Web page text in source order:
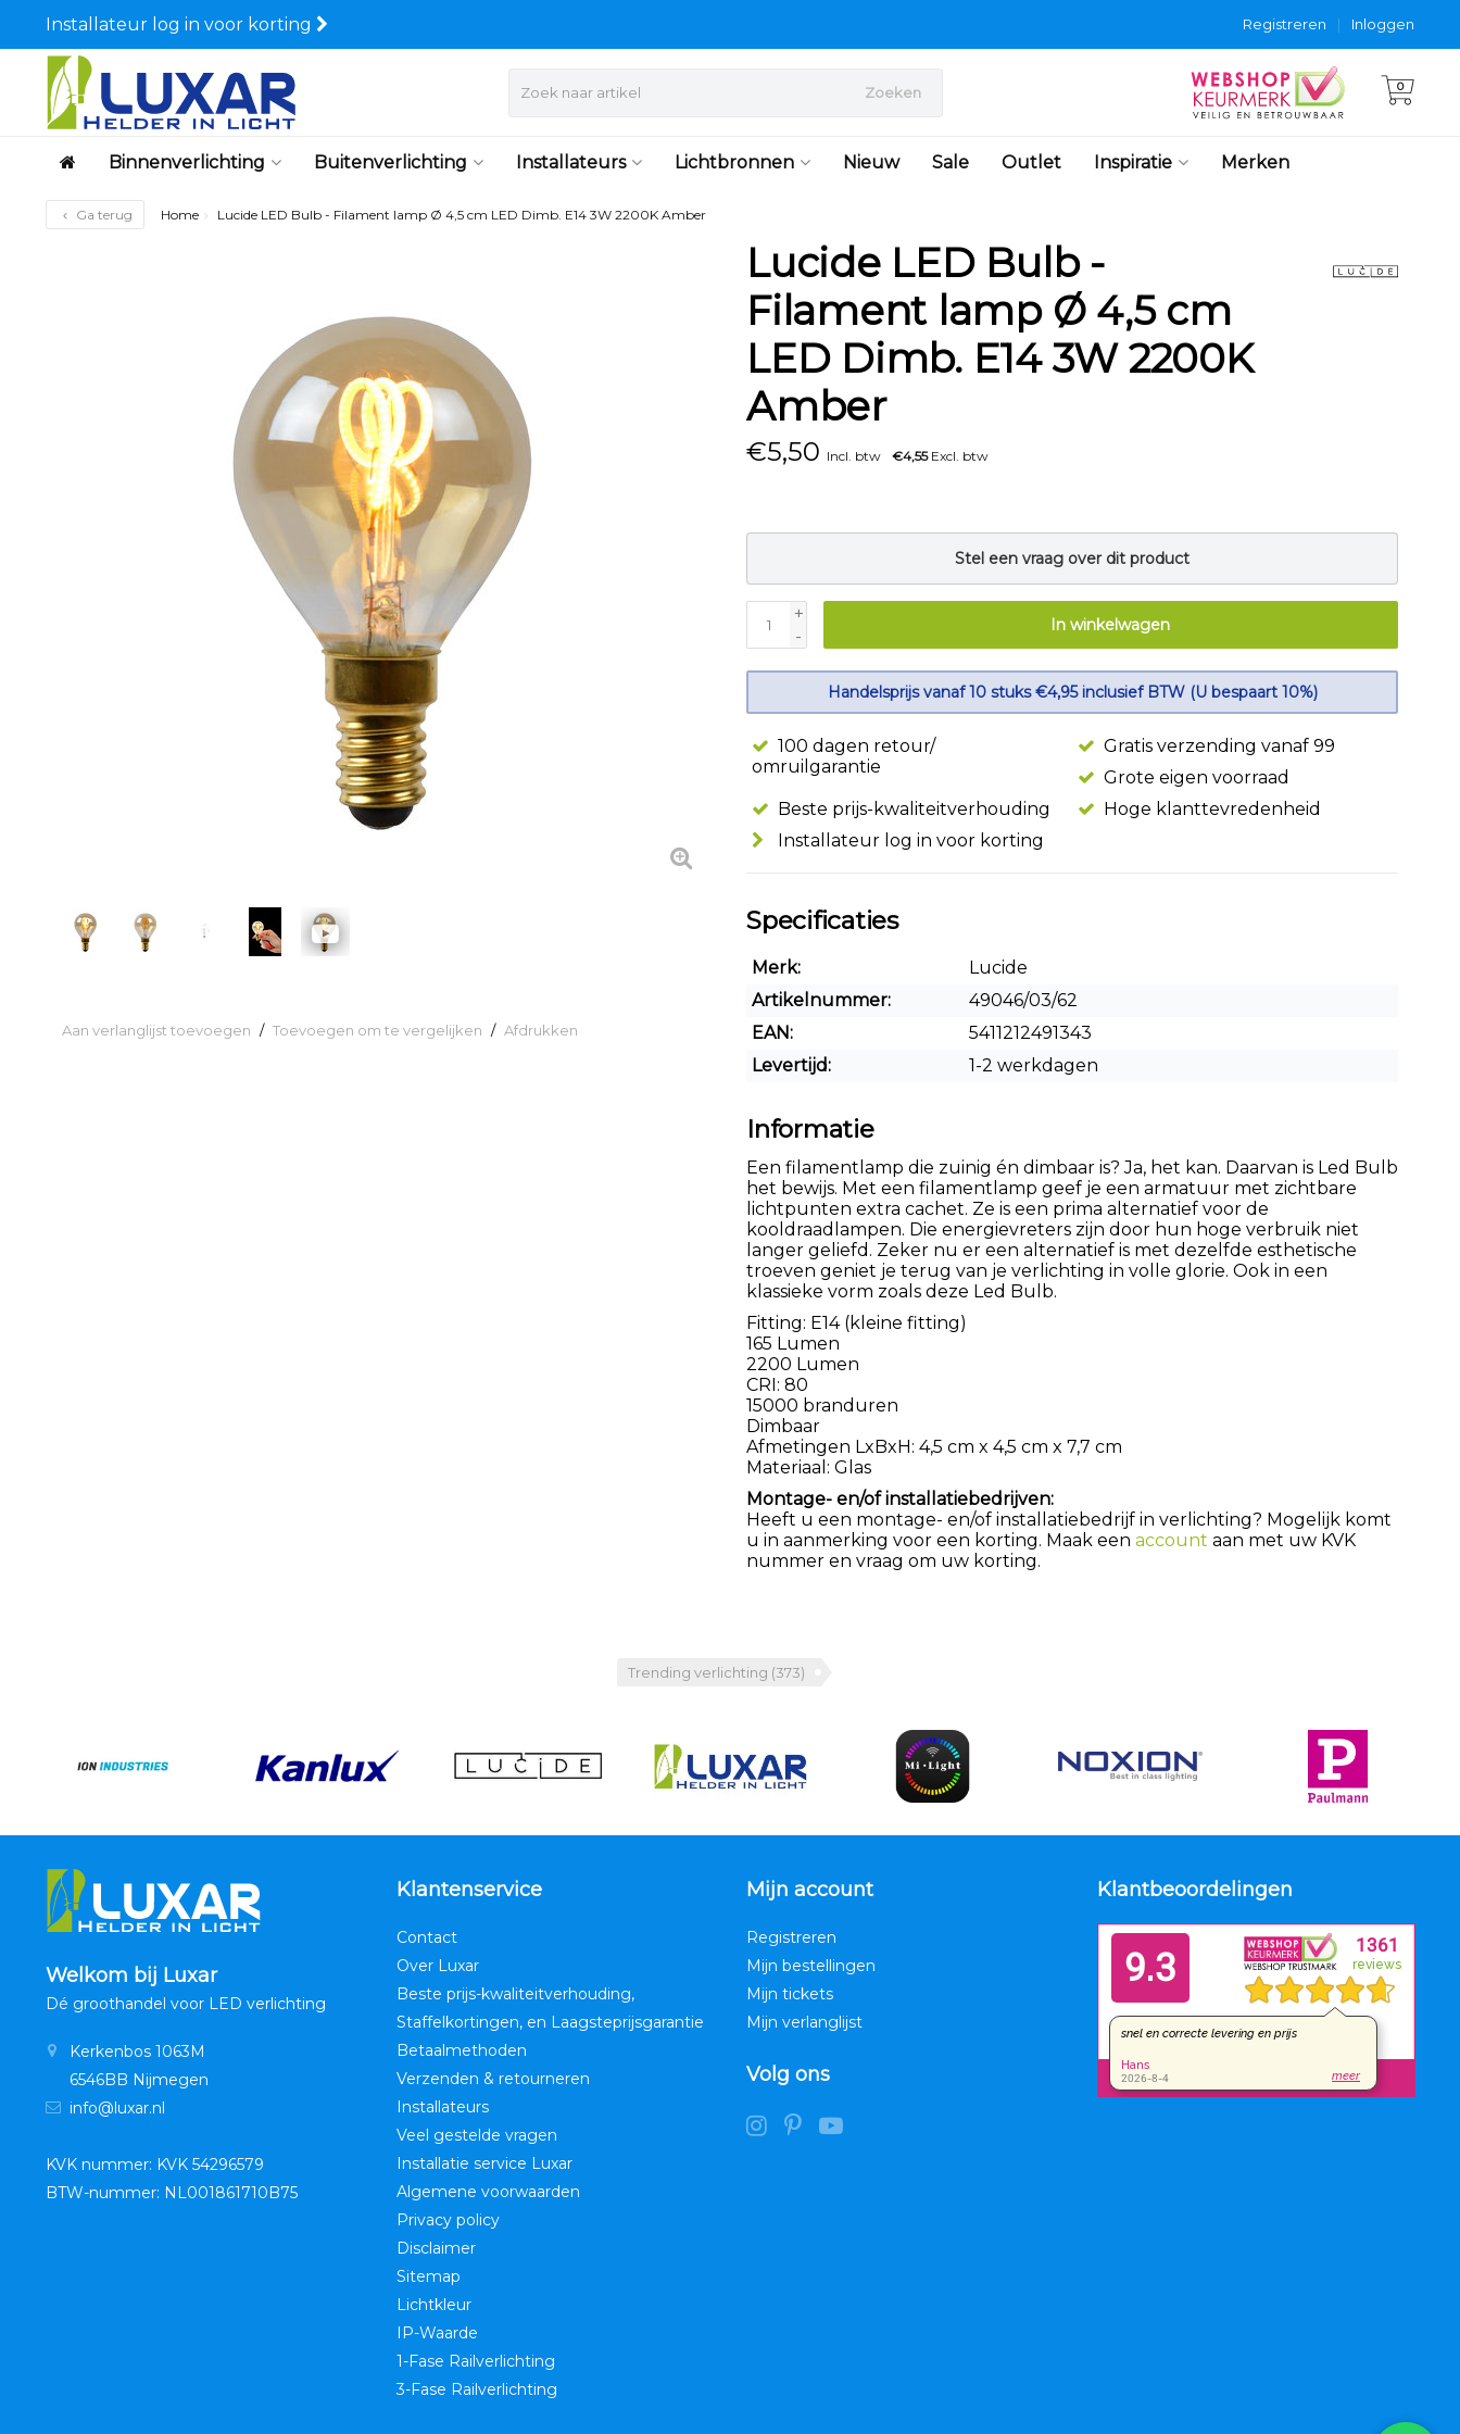
Installateur log in voor korting Inloggen
|
Registreren
Zoeken 0
Binnenverlichting Buitenverlichting Installateurs Lichtbronnen Nieuw Sale Outlet Inspiratie Merken
Ga terug Home Lucide LED Bulb - Filament lamp Ø 4,5 cm LED Dimb. E14 3W 2200K Amber
Aan verlanglijst toevoegen / Toevoegen om te vergelijken / Afdrukken
Lucide LED Bulb -
Filament lamp Ø 4,5 cm
LED Dimb. E14 3W 2200K
Amber
€5,50 Incl. btw €4,55Excl. btw
Stel een vraag over dit product
+
-
In winkelwagen
Handelsprijs vanaf 10 stuks €4,95 inclusief BTW (U bespaart 10%)
100 dagen retour/
omruilgarantie
Gratis verzending vanaf 99
Grote eigen voorraad
Beste prijs-kwaliteitverhouding
Hoge klanttevredenheid
Installateur log in voor korting
Specificaties
Merk:
Lucide
Artikelnummer:
49046/03/62
EAN:
5411212491343
Levertijd:
1-2 werkdagen
Informatie
Een filamentlamp die zuinig én dimbaar is? Ja, het kan. Daarvan is Led Bulb
het bewijs. Met een filamentlamp geef je een armatuur met zichtbare
lichtpunten extra cachet. Ze is een prima alternatief voor de
kooldraadlampen. Die energievreters zijn door hun hoge verbruik niet
langer geliefd. Zeker nu er een alternatief is met dezelfde esthetische
troeven geniet je terug van je verlichting in volle glorie. Ook in een
klassieke vorm zoals deze Led Bulb.
Fitting: E14 (kleine fitting)
165 Lumen
2200 Lumen
CRI: 80
15000 branduren
Dimbaar
Afmetingen LxBxH: 4,5 cm x 4,5 cm x 7,7 cm
Materiaal: Glas
Montage- en/of installatiebedrijven:
Heeft u een montage- en/of installatiebedrijf in verlichting? Mogelijk komt
u in aanmerking voor een korting. Maak een account aan met uw KVK
nummer en vraag om uw korting.
Trending verlichting (373)
Welkom bij Luxar
Dé groothandel voor LED verlichting
Kerkenbos 1063M
6546BB Nijmegen
info@luxar.nl
KVK nummer: KVK 54296579
BTW-nummer: NL001861710B75
Klantenservice
Contact
Over Luxar
Beste prijs-kwaliteitverhouding,
Staffelkortingen, en Laagsteprijsgarantie
Betaalmethoden
Verzenden & retourneren
Installateurs
Veel gestelde vragen
Installatie service Luxar
Algemene voorwaarden
Privacy policy
Disclaimer
Sitemap
Lichtkleur
IP-Waarde
1-Fase Railverlichting
3-Fase Railverlichting
Mijn account
Registreren
Mijn bestellingen
Mijn tickets
Mijn verlanglijst
Volg ons
Klantbeoordelingen